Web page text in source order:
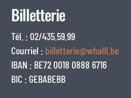
Billetterie
Tél. : 02/435.59.99
Courriel : billetterie@whalll.be
IBAN : BE72 0018 0888 6716
BIC : GEBABEBB